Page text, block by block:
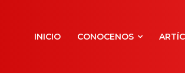
INICIO CONOCENOS